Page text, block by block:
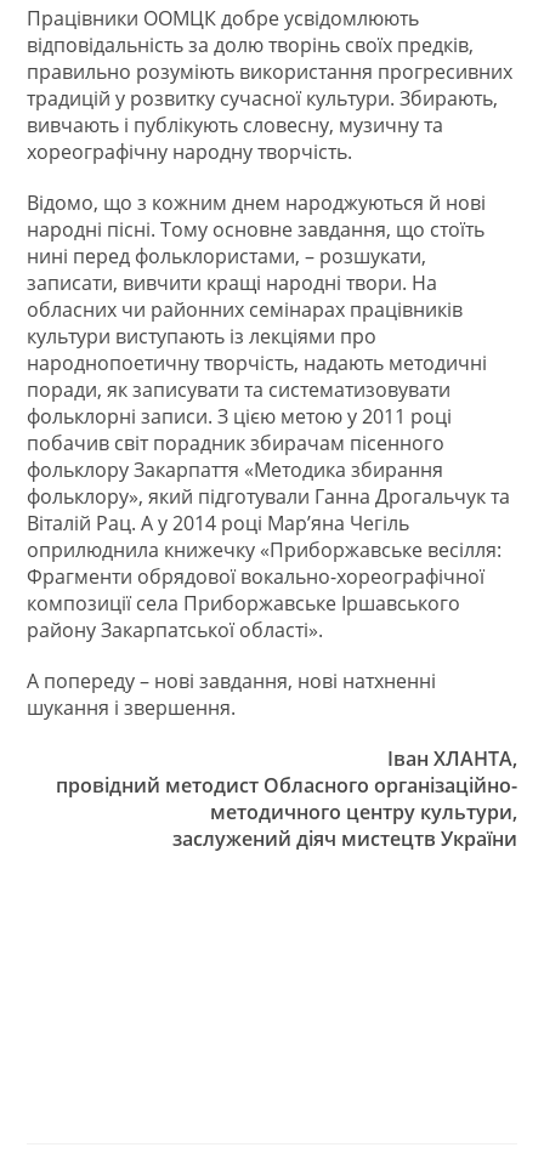
Працівники ООМЦК добре усвідомлюють
відповідальність за долю творінь своїх предків,
правильно розуміють використання прогресивних
традицій у розвитку сучасної культури. Збирають,
вивчають і публікують словесну, музичну та
хореографічну народну творчість.
Відомо, що з кожним днем народжуються й нові
народні пісні. Тому основне завдання, що стоїть
нині перед фольклористами, – розшукати,
записати, вивчити кращі народні твори. На
обласних чи районних семінарах працівників
культури виступають із лекціями про
народнопоетичну творчість, надають методичні
поради, як записувати та систематизовувати
фольклорні записи. З цією метою у 2011 році
побачив світ порадник збирачам пісенного
фольклору Закарпаття «Методика збирання
фольклору», який підготували Ганна Дрогальчук та
Віталій Рац. А у 2014 році Мар’яна Чегіль
оприлюднила книжечку «Приборжавське весілля:
Фрагменти обрядової вокально-хореографічної
композиції села Приборжавське Іршавського
району Закарпатської області».
А попереду – нові завдання, нові натхненні
шукання і звершення.
Іван ХЛАНТА,
провідний методист Обласного організаційно-
методичного центру культури,
заслужений діяч мистецтв України